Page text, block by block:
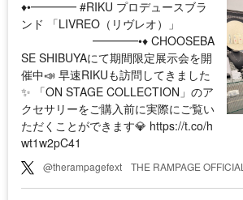
♦︎•━━━━ #RIKU プロデュースブラ
ンド 「LIVREO（リヴレオ）」
━━━━•♦︎ CHOOSEBA
SE SHIBUYAにて期間限定展示会を開
催中📣 早速RIKUも訪問してきました
✨ 「ON STAGE COLLECTION」のア
クセサリーをご購入前に実際にご覧い
ただくことができます💎 https://t.co/h
wt1w2pC41
@therampagefext THE RAMPAGE OFFICIAL